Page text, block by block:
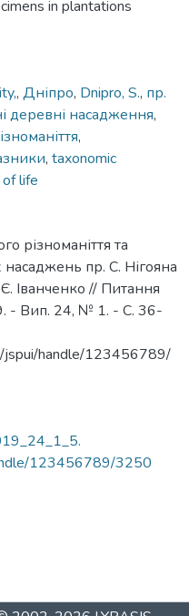
in plantations
, Дніпро, Dnipro, S., пр.
деревні насадження,
,
, taxonomic
life
різноманіття та
пр. С. Нігояна
Іванченко // Питання
- Вип. 24, № 1. - С. 36-
jspui/handle/123456789/
123456789/3250